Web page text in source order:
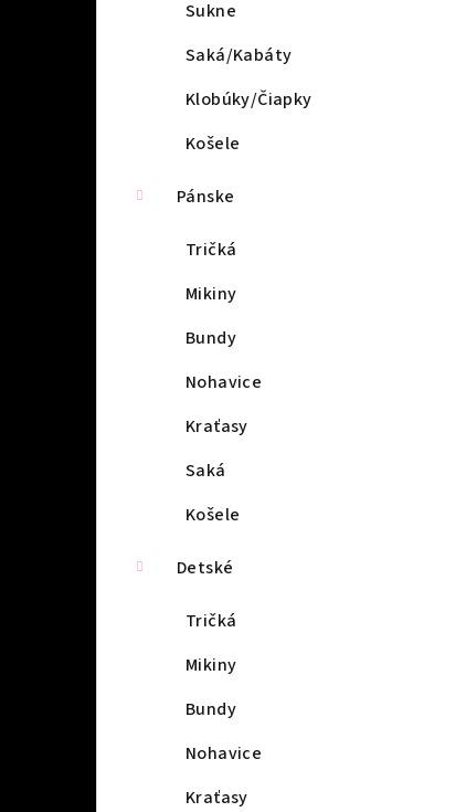
Sukne
Saká/Kabáty
Klobúky/Čiapky
Košele
Pánske
Tričká
Mikiny
Bundy
Nohavice
Kraťasy
Saká
Košele
Detské
Tričká
Mikiny
Bundy
Nohavice
Kraťasy